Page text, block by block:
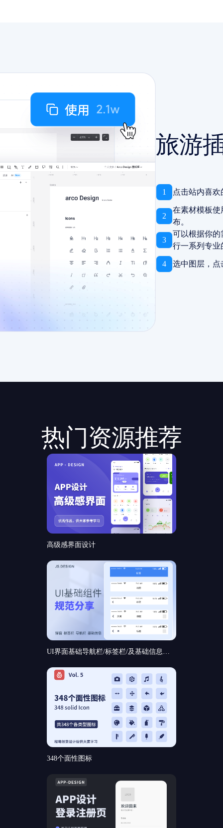
旅游
1 点击站内喜
2
在素材模板使
布。
3
可以根据你的
行一系列专
4 选中图层，点
热门资源推荐
高级感界面设计
UI界面基础导航栏/标签栏/及基础信息和基础弹窗组件规范分享
348个面性图标